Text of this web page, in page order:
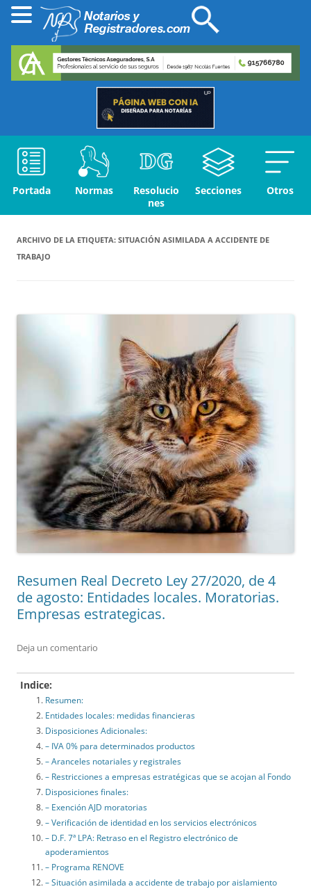
Portada Normas
Resolucio
nes
Secciones Otros
ARCHIVO DE LA ETIQUETA: SITUACIÓN ASIMILADA A ACCIDENTE DE
TRABAJO
Resumen Real Decreto Ley 27/2020, de 4
de agosto: Entidades locales. Moratorias.
Empresas estrategicas.
Deja un comentario
Indice:
Resumen:
Entidades locales: medidas financieras
Disposiciones Adicionales:
– IVA 0% para determinados productos
– Aranceles notariales y registrales
– Restricciones a empresas estratégicas que se acojan al Fondo
Disposiciones finales:
– Exención AJD moratorias
– Verificación de identidad en los servicios electrónicos
– D.F. 7ª LPA: Retraso en el Registro electrónico de
apoderamientos
– Programa RENOVE
– Situación asimilada a accidente de trabajo por aislamiento